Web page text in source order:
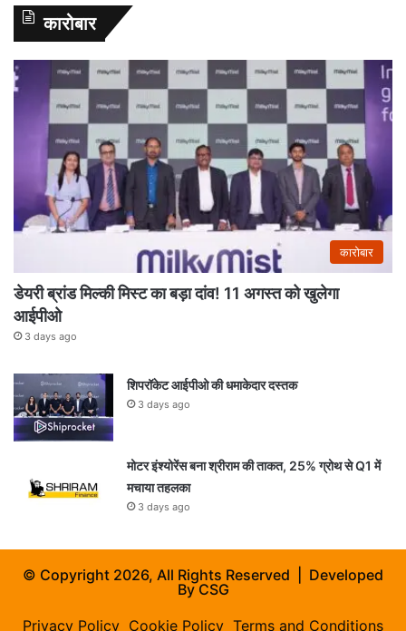
कारोबार
कारोबार
डेयरी ब्रांड मिल्की मिस्ट का बड़ा दांव! 11 अगस्त को खुलेगा
आईपीओ
3 days ago
शिपरॉकेट आईपीओ की धमाकेदार दस्तक
3 days ago
मोटर इंश्योरेंस बना श्रीराम की ताकत, 25% ग्रोथ से Q1 में
मचाया तहलका
3 days ago
© Copyright 2026, All Rights Reserved | Developed
ByCSG
Privacy Policy Cookie Policy Terms and Conditions